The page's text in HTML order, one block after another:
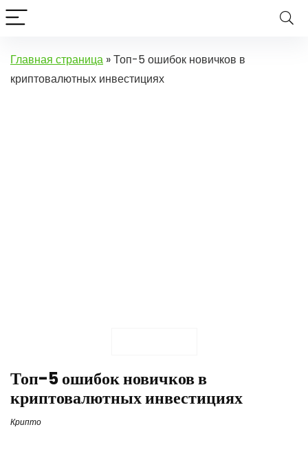
Главная страница »Топ-5 ошибок новичков в
криптовалютных инвестициях
Топ-5 ошибок новичков в
криптовалютных инвестициях
Крипто